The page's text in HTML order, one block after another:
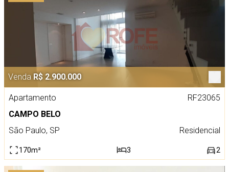
Venda R$ 2.900.000
Apartamento
RF23065
CAMPO BELO
São Paulo, SP
Residencial
170m² 3 2